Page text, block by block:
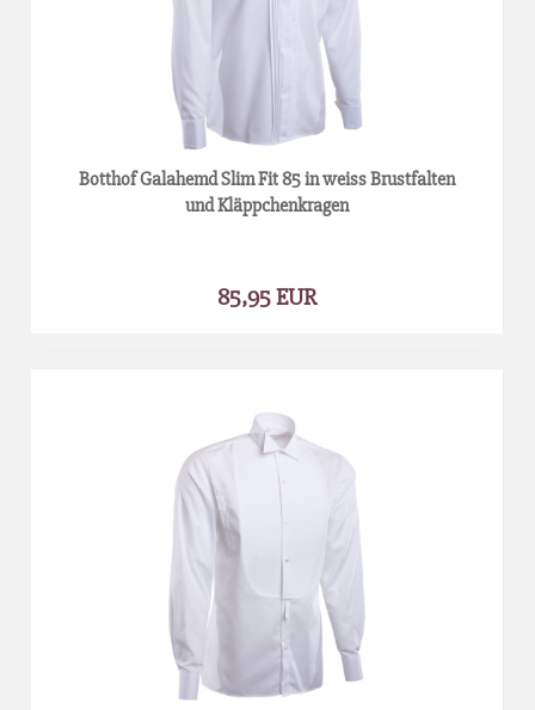
Botthof Galahemd Slim Fit 85 in weiss Brustfalten
und Kläppchenkragen
85,95 EUR